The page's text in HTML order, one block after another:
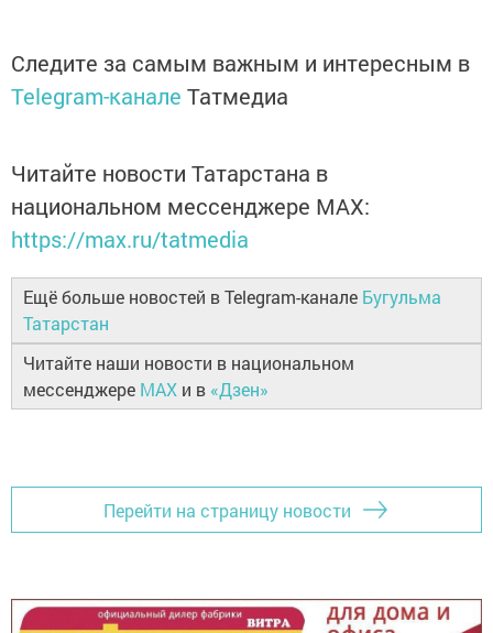
Следите за самым важным и интересным в
Telegram-канале Татмедиа
Читайте новости Татарстана в
национальном мессенджере MАХ:
https://max.ru/tatmedia
Ещё больше новостей в Telegram-канале Бугульма
Татарстан
Читайте наши новости в национальном
мессенджере MAX и в «Дзен»
Перейти на страницу новости